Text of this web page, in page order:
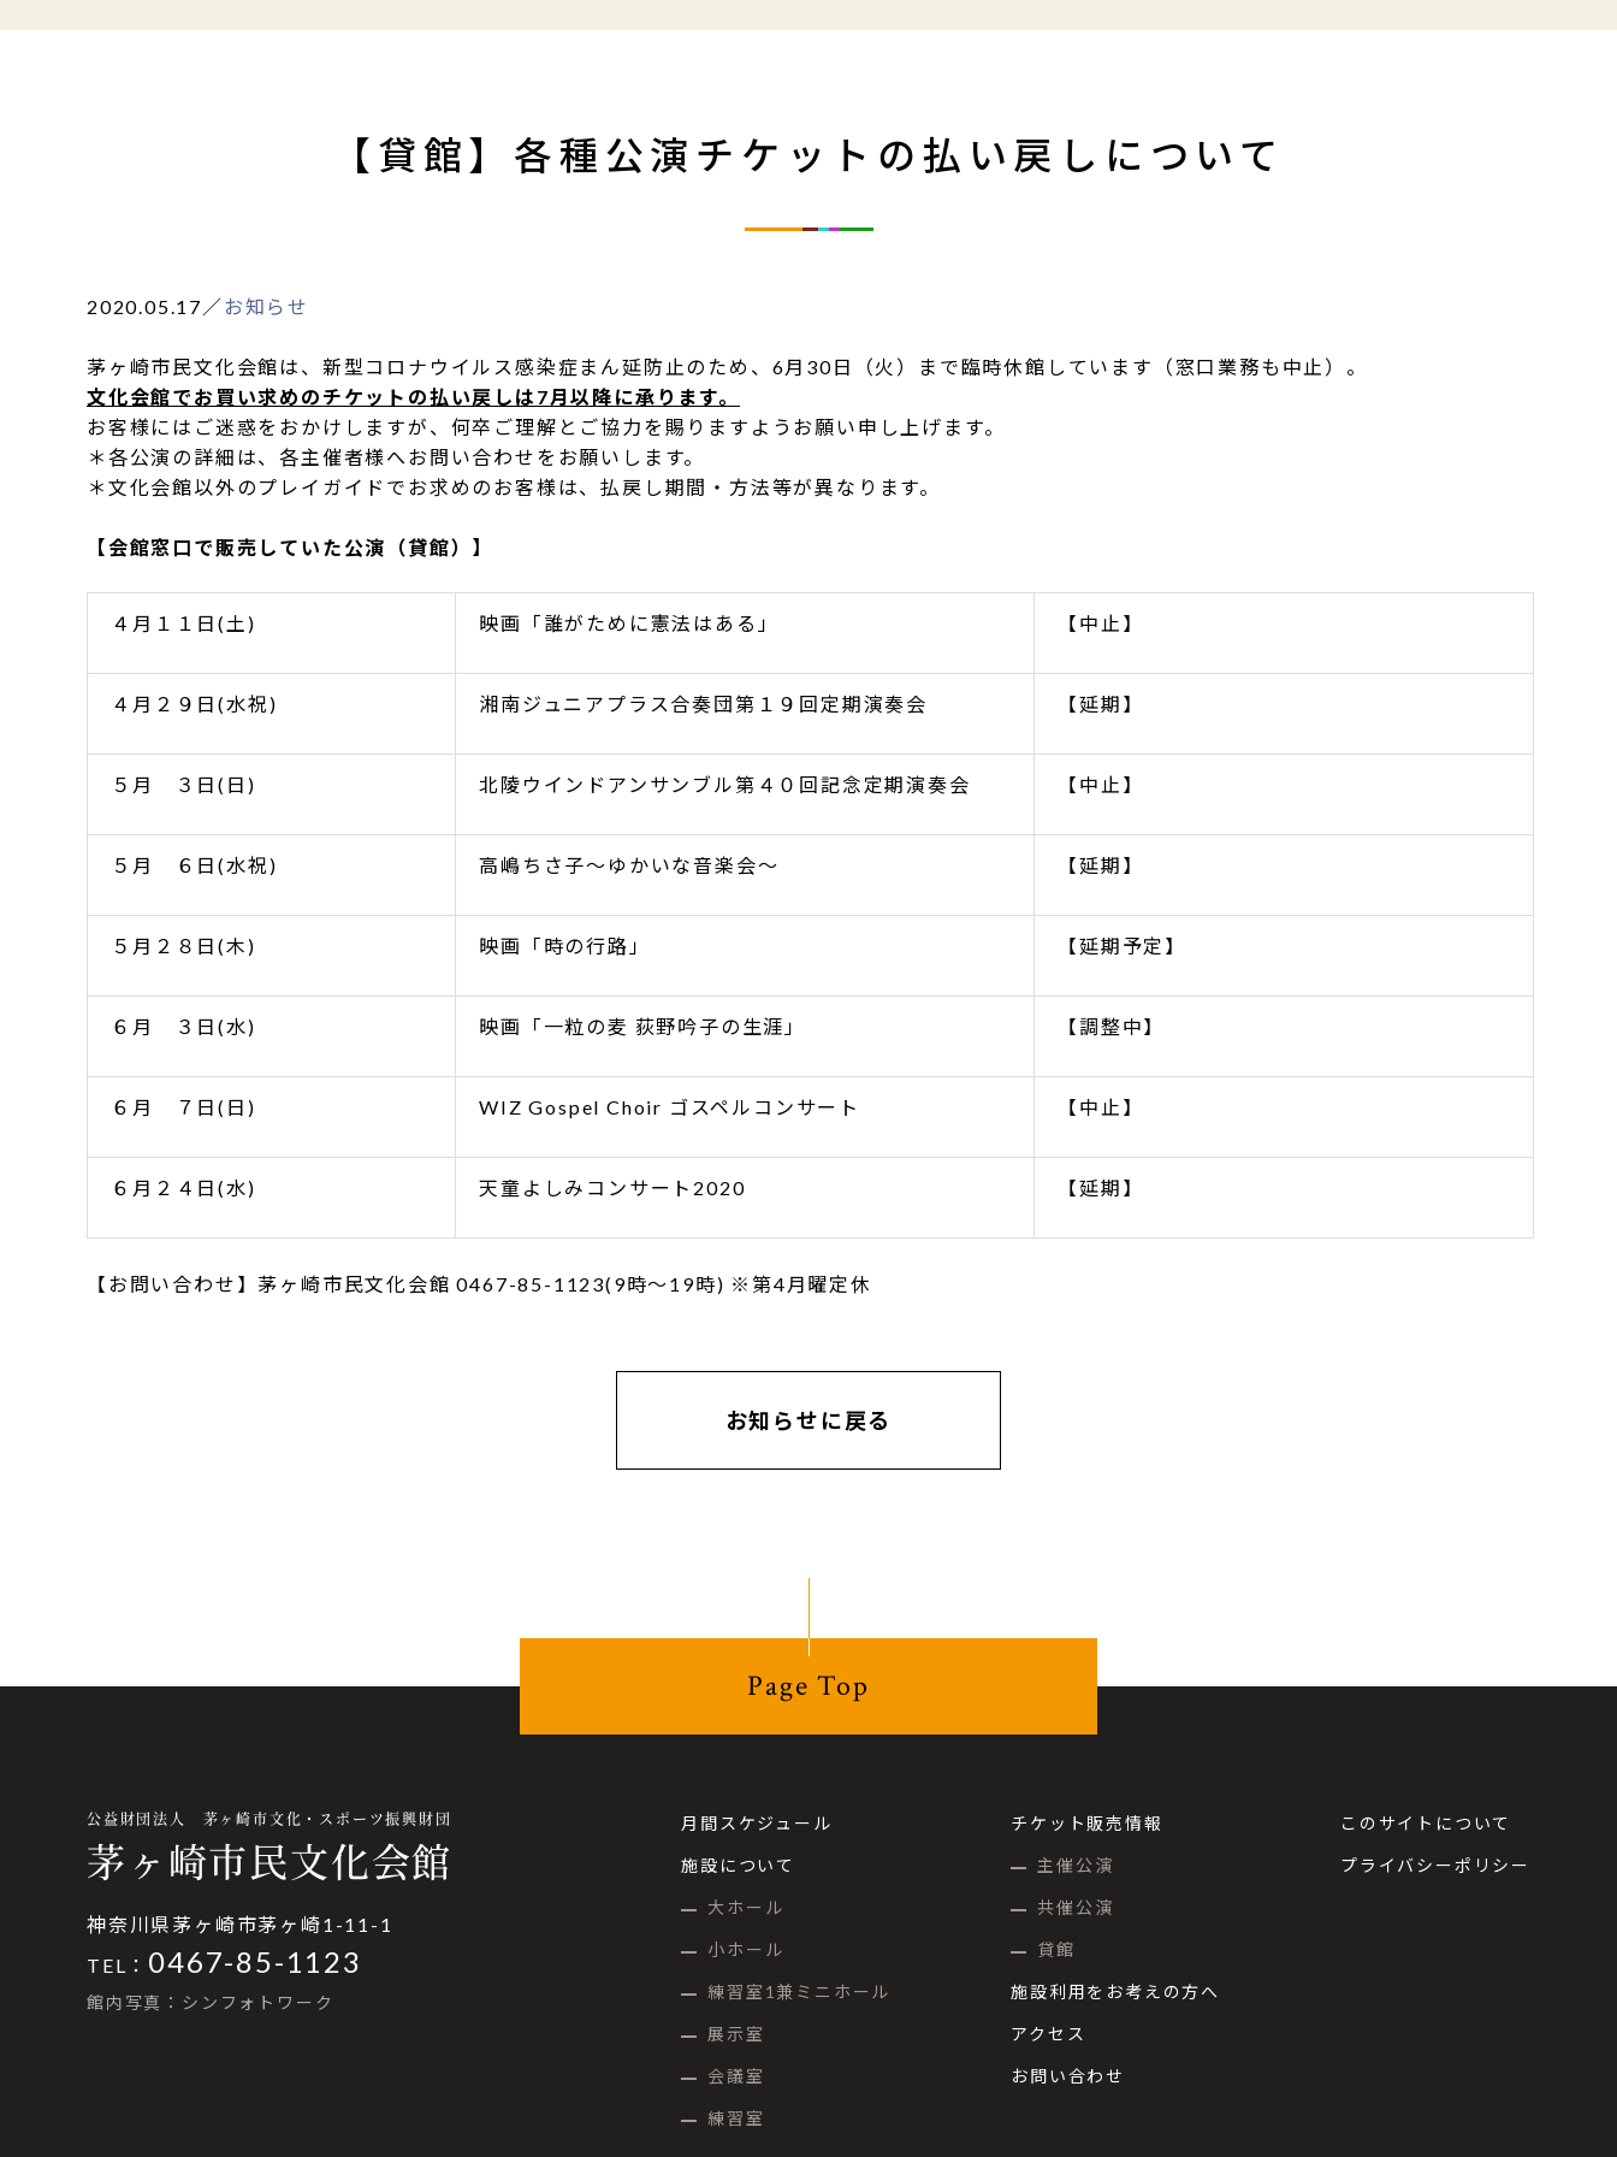
【貸館】各種公演チケットの払い戻しについて
2020.05.17 ／ お知らせ
茅ヶ崎市民文化会館は、新型コロナウイルス感染症まん延防止のため、6月30日（火）まで臨時休館しています（窓口業務も中止）。
文化会館でお買い求めのチケットの払い戻しは7月以降に承ります。
お客様にはご迷惑をおかけしますが、何卒ご理解とご協力を賜りますようお願い申し上げます。
＊各公演の詳細は、各主催者様へお問い合わせをお願いします。
＊文化会館以外のプレイガイドでお求めのお客様は、払戻し期間・方法等が異なります。
【会館窓口で販売していた公演（貸館）】
４月１１日(土) 映画「誰がために憲法はある」 【中止】
４月２９日(水祝) 湘南ジュニアプラス合奏団第１９回定期演奏会 【延期】
５月 ３日(日) 北陵ウインドアンサンブル第４０回記念定期演奏会 【中止】
５月 ６日(水祝) 高嶋ちさ子～ゆかいな音楽会～ 【延期】
５月２８日(木) 映画「時の行路」 【延期予定】
６月 ３日(水) 映画「一粒の麦 荻野吟子の生涯」 【調整中】
６月 ７日(日) WIZ Gospel Choir ゴスペルコンサート 【中止】
６月２４日(水) 天童よしみコンサート2020 【延期】
【お問い合わせ】茅ヶ崎市民文化会館 0467-85-1123(9時～19時) ※第4月曜定休
お知らせに戻る
Page Top
公益財団法人 茅ヶ崎市文化・スポーツ振興財団
茅ヶ崎市民文化会館
神奈川県茅ヶ崎市茅ヶ崎1-11-1
TEL： 0467-85-1123
館内写真：シンフォトワーク
月間スケジュール
施設について
大ホール
小ホール
練習室1兼ミニホール
展示室
会議室
練習室
チケット販売情報
主催公演
共催公演
貸館
施設利用をお考えの方へ
アクセス
お問い合わせ
このサイトについて
プライバシーポリシー